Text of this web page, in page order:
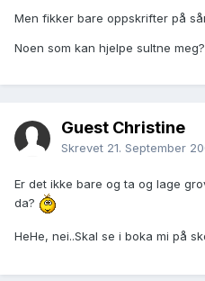
Men fikker bare oppskrifter på
Noen som kan hjelpe sultne meg?
Guest Christine
Skrevet 21. September
Er det ikke bare og ta og lage
da?
HeHe, nei..Skal se i boka mi på